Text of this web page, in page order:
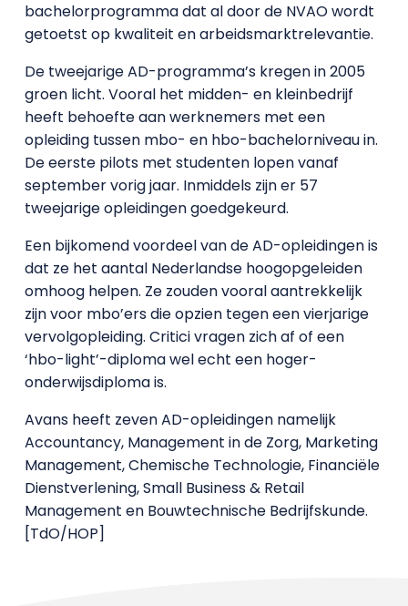
bachelorprogramma dat al door de NVAO wordt
getoetst op kwaliteit en arbeidsmarktrelevantie.
De tweejarige AD-programma’s kregen in 2005
groen licht. Vooral het midden- en kleinbedrijf
heeft behoefte aan werknemers met een
opleiding tussen mbo- en hbo-bachelorniveau in.
De eerste pilots met studenten lopen vanaf
september vorig jaar. Inmiddels zijn er 57
tweejarige opleidingen goedgekeurd.
Een bijkomend voordeel van de AD-opleidingen is
dat ze het aantal Nederlandse hoogopgeleiden
omhoog helpen. Ze zouden vooral aantrekkelijk
zijn voor mbo’ers die opzien tegen een vierjarige
vervolgopleiding. Critici vragen zich af of een
‘hbo-light’-diploma wel echt een hoger-
onderwijsdiploma is.
Avans heeft zeven AD-opleidingen namelijk
Accountancy, Management in de Zorg, Marketing
Management, Chemische Technologie, Financiële
Dienstverlening, Small Business & Retail
Management en Bouwtechnische Bedrijfskunde.
[TdO/HOP]